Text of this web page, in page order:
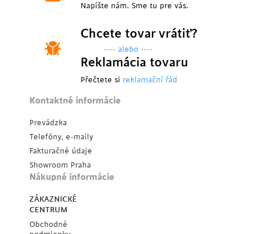
Napíšte nám. Sme tu pre vás.
Chcete tovar vrátiť?
---- alebo ----
Reklamácia tovaru
Přečtete si reklamační řád
Kontaktné informácie
Prevádzka
Telefóny, e-maily
Fakturačné údaje
Showroom Praha
Nákupné informácie
ZÁKAZNICKÉ
CENTRUM
Obchodné